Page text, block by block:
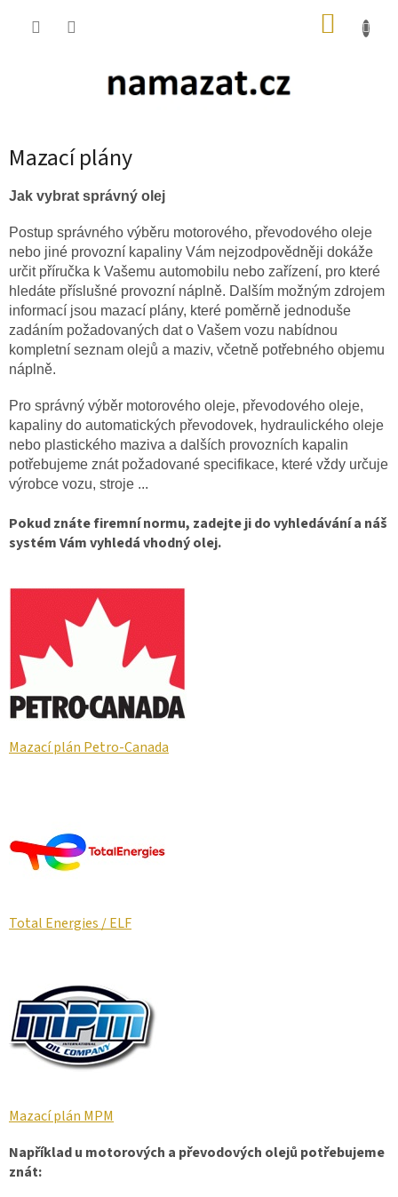
Mazací plány
Jak vybrat správný olej
Postup správného výběru motorového, převodového oleje
nebo jiné provozní kapaliny Vám nejzodpovědněji dokáže
určit příručka k Vašemu automobilu nebo zařízení, pro které
hledáte příslušné provozní náplně. Dalším možným zdrojem
informací jsou mazací plány, které poměrně jednoduše
zadáním požadovaných dat o Vašem vozu nabídnou
kompletní seznam olejů a maziv, včetně potřebného objemu
náplně.
Pro správný výběr motorového oleje, převodového oleje,
kapaliny do automatických převodovek, hydraulického oleje
nebo plastického maziva a dalších provozních kapalin
potřebujeme znát požadované specifikace, které vždy určuje
výrobce vozu, stroje ...
Pokud znáte firemní normu, zadejte ji do vyhledávání a náš
systém Vám vyhledá vhodný olej.
Mazací plán Petro-Canada
Total Energies / ELF
Mazací plán MPM
Například u motorových a převodových olejů potřebujeme
znát: